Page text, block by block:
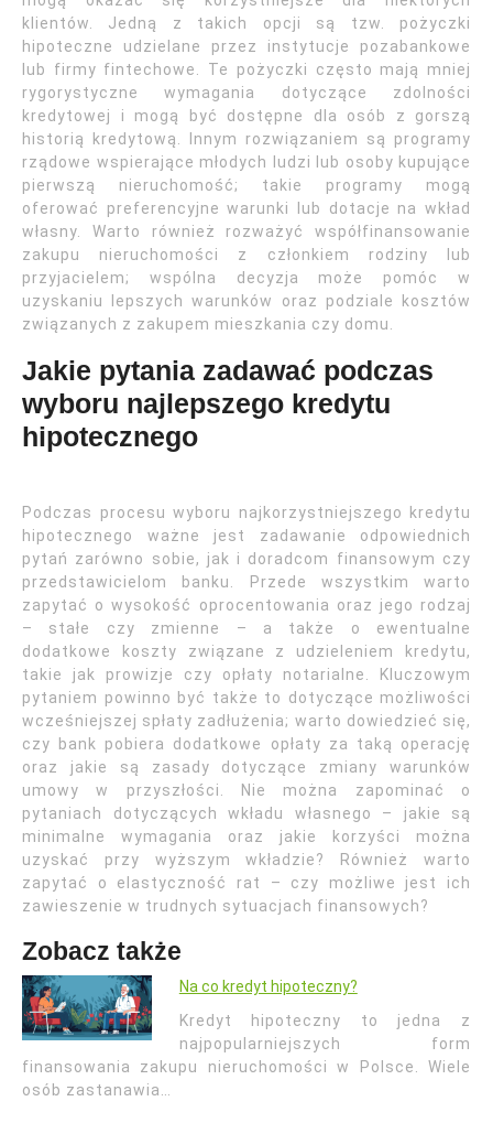
klientów. Jedną z takich opcji są tzw. pożyczki
hipoteczne udzielane przez instytucje pozabankowe
lub firmy fintechowe. Te pożyczki często mają mniej
rygorystyczne wymagania dotyczące zdolności
kredytowej i mogą być dostępne dla osób z gorszą
historią kredytową. Innym rozwiązaniem są programy
rządowe wspierające młodych ludzi lub osoby kupujące
pierwszą nieruchomość; takie programy mogą
oferować preferencyjne warunki lub dotacje na wkład
własny. Warto również rozważyć współfinansowanie
zakupu nieruchomości z członkiem rodziny lub
przyjacielem; wspólna decyzja może pomóc w
uzyskaniu lepszych warunków oraz podziale kosztów
związanych z zakupem mieszkania czy domu.
Jakie pytania zadawać podczas
wyboru najlepszego kredytu
hipotecznego
Podczas procesu wyboru najkorzystniejszego kredytu
hipotecznego ważne jest zadawanie odpowiednich
pytań zarówno sobie, jak i doradcom finansowym czy
przedstawicielom banku. Przede wszystkim warto
zapytać o wysokość oprocentowania oraz jego rodzaj
– stałe czy zmienne – a także o ewentualne
dodatkowe koszty związane z udzieleniem kredytu,
takie jak prowizje czy opłaty notarialne. Kluczowym
pytaniem powinno być także to dotyczące możliwości
wcześniejszej spłaty zadłużenia; warto dowiedzieć się,
czy bank pobiera dodatkowe opłaty za taką operację
oraz jakie są zasady dotyczące zmiany warunków
umowy w przyszłości. Nie można zapominać o
pytaniach dotyczących wkładu własnego – jakie są
minimalne wymagania oraz jakie korzyści można
uzyskać przy wyższym wkładzie? Również warto
zapytać o elastyczność rat – czy możliwe jest ich
zawieszenie w trudnych sytuacjach finansowych?
Zobacz także
Na co kredyt hipoteczny?
Kredyt hipoteczny to jedna z
najpopularniejszych form
finansowania zakupu nieruchomości w Polsce. Wiele
osób zastanawia…